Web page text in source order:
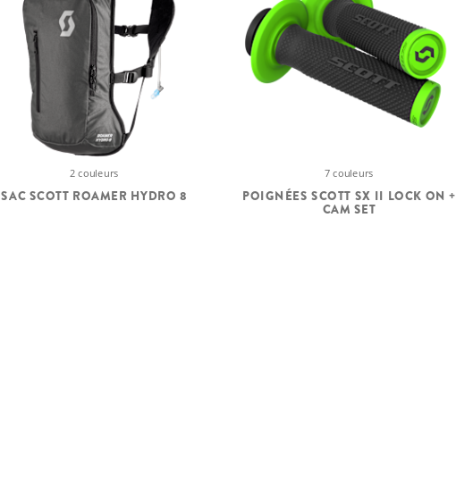
2 couleurs
SAC SCOTT ROAMER HYDRO 8
7 couleurs
POIGNÉES SCOTT SX II LOCK ON +
CAM SET